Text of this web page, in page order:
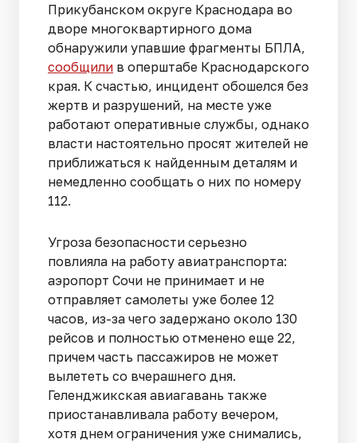
Прикубанском округе Краснодара во
дворе многоквартирного дома
обнаружили упавшие фрагменты БПЛА,
сообщили в оперштабе Краснодарского
края. К счастью, инцидент обошелся без
жертв и разрушений, на месте уже
работают оперативные службы, однако
власти настоятельно просят жителей не
приближаться к найденным деталям и
немедленно сообщать о них по номеру
112.
Угроза безопасности серьезно
повлияла на работу авиатранспорта:
аэропорт Сочи не принимает и не
отправляет самолеты уже более 12
часов, из-за чего задержано около 130
рейсов и полностью отменено еще 22,
причем часть пассажиров не может
вылететь со вчерашнего дня.
Геленджикская авиагавань также
приостанавливала работу вечером,
хотя днем ограничения уже снимались,